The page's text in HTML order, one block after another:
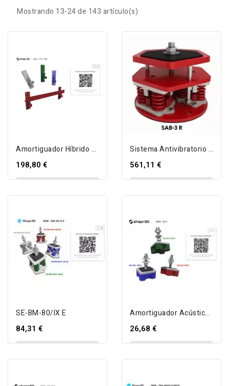
Mostrando 13-24 de 143 artículo(s)
Amortiguador Híbrido Sustentación A Muro...
198,80 €
Sistema Antivibratorio Máquinas...
561,11 €
SE-BM-80/IX E
84,31 €
Amortiguador Acústico Goma SE-ACV
26,68 €